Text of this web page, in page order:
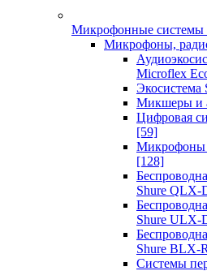
Микрофонные
Микрофоны,
Microflex
Экосистема
Микшеры и
Цифровая
[59]
Микрофоны
[128]
Shure QLX-
Shure ULX-
Shure BLX-R
Системы